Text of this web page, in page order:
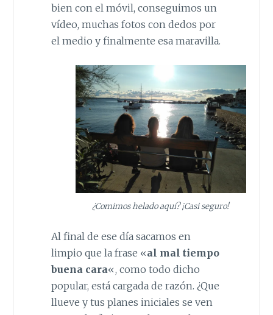
bien con el móvil, conseguimos un
vídeo, muchas fotos con dedos por
el medio y finalmente esa maravilla.
¿Comimos helado aquí? ¡Casi seguro!
Al final de ese día sacamos en
limpio que la frase «al mal tiempo
buena cara«, como todo dicho
popular, está cargada de razón. ¿Que
llueve y tus planes iniciales se ven